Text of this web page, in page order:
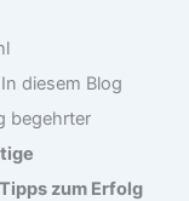
diesem Blog
begehrter
zum Erfolg